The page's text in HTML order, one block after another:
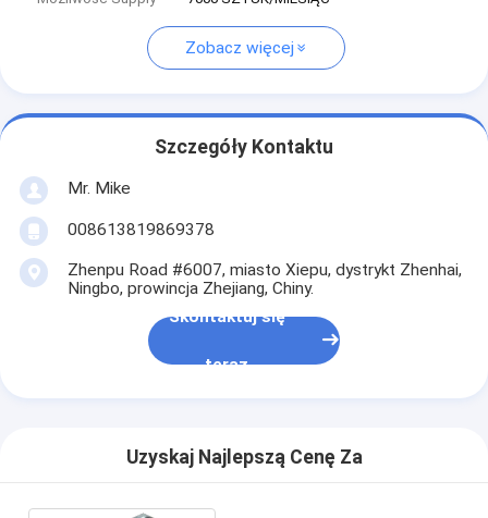
Zobacz więcej
Szczegóły Kontaktu
Mr. Mike
008613819869378
Zhenpu Road #6007, miasto Xiepu, dystrykt Zhenhai,
Ningbo, prowincja Zhejiang, Chiny.
Skontaktuj się
teraz
Uzyskaj Najlepszą Cenę Za